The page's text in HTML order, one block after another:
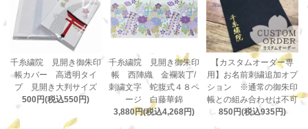
千糸繍院 見開き御朱印
帳カバー 高透明タイ
プ 見開き大判サイズ
500円(税込550円)
千糸繍院 見開き御朱印
帳 西陣織 金襴装丁/
刺繍文字 蛇腹式４８ペ
ージ 白藤華錦
3,880円(税込4,268円)
【カスタムオーダー専
用】お名前刺繍追加オプ
ション ※通常の御朱印
帳との組み合わせは不可
850円(税込935円)